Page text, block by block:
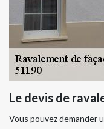
Le devis de
Vous pouvez demander